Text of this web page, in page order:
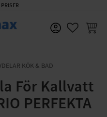
KÖK & BAD
För Kallvatt
PERFEKTA